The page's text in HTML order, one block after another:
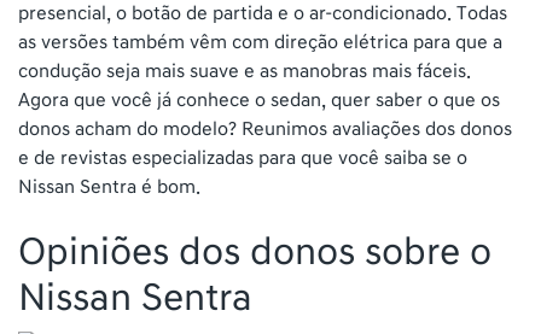
presencial, o botão de partida e o ar-condicionado. Todas
as versões também vêm com direção elétrica para que a
condução seja mais suave e as manobras mais fáceis.
Agora que você já conhece o sedan, quer saber o que os
donos acham do modelo? Reunimos avaliações dos donos
e de revistas especializadas para que você saiba se o
Nissan Sentra é bom.
Opiniões dos donos sobre o
Nissan Sentra